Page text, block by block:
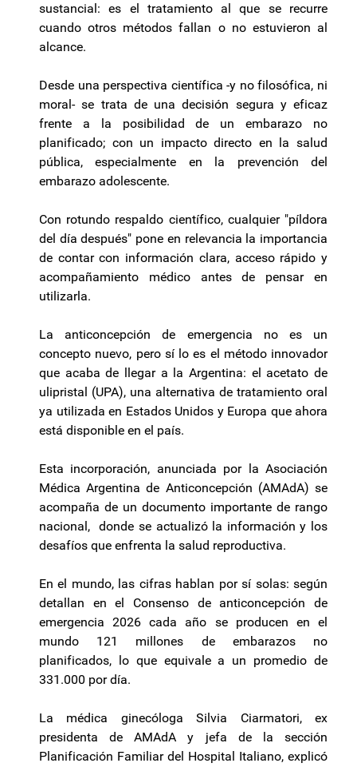
sustancial: es el tratamiento al que se recurre
cuando otros métodos fallan o no estuvieron al
alcance.
Desde una perspectiva científica -y no filosófica, ni
moral- se trata de una decisión segura y eficaz
frente a la posibilidad de un embarazo no
planificado; con un impacto directo en la salud
pública, especialmente en la prevención del
embarazo adolescente.
Con rotundo respaldo científico, cualquier "píldora
del día después" pone en relevancia la importancia
de contar con información clara, acceso rápido y
acompañamiento médico antes de pensar en
utilizarla.
La anticoncepción de emergencia no es un
concepto nuevo, pero sí lo es el método innovador
que acaba de llegar a la Argentina: el acetato de
ulipristal (UPA), una alternativa de tratamiento oral
ya utilizada en Estados Unidos y Europa que ahora
está disponible en el país.
Esta incorporación, anunciada por la Asociación
Médica Argentina de Anticoncepción (AMAdA) se
acompaña de un documento importante de rango
nacional, donde se actualizó la información y los
desafíos que enfrenta la salud reproductiva.
En el mundo, las cifras hablan por sí solas: según
detallan en el Consenso de anticoncepción de
emergencia 2026 cada año se producen en el
mundo 121 millones de embarazos no
planificados, lo que equivale a un promedio de
331.000 por día.
La médica ginecóloga Silvia Ciarmatori, ex
presidenta de AMAdA y jefa de la sección
Planificación Familiar del Hospital Italiano, explicó